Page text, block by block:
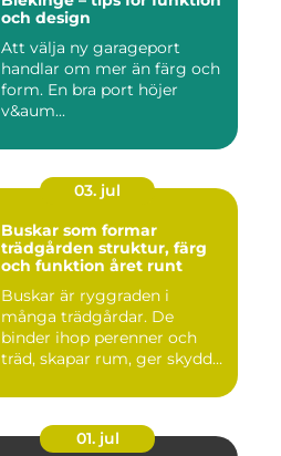
och design
Att välja ny garageport
handlar om mer än färg och
form. En bra port höjer
v&aum...
03. jul
Buskar som formar
trädgården struktur, färg
och funktion året runt
Buskar är ryggraden i
många trädgårdar. De
binder ihop perenner och
träd, skapar rum, ger skydd
01. jul